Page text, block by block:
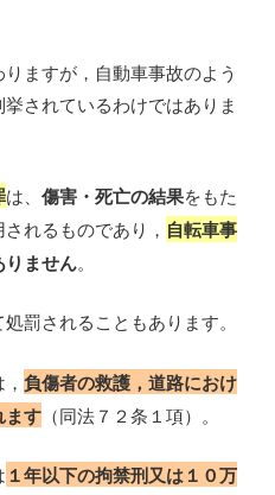
ますが，自動車事故のよう
されているわけではありま
は、傷害・死亡の結果をもた
れるものであり， 自転車事
りません。
罰されることもあります。
，負傷者の救護，道路におけ
ます （同法７２条１項）。
１年以下の拘禁刑又は１０万